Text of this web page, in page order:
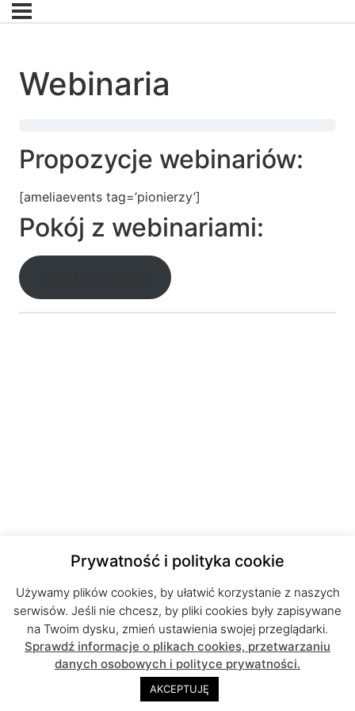
Webinaria
Propozycje webinariów:
[ameliaevents tag=’pionierzy’]
Pokój z webinariami:
Prywatność i polityka cookie
Używamy plików cookies, by ułatwić korzystanie z naszych
serwisów. Jeśli nie chcesz, by pliki cookies były zapisywane
na Twoim dysku, zmień ustawienia swojej przeglądarki.
Sprawdź informacje o plikach cookies, przetwarzaniu
danych osobowych i polityce prywatności.
AKCEPTUJĘ